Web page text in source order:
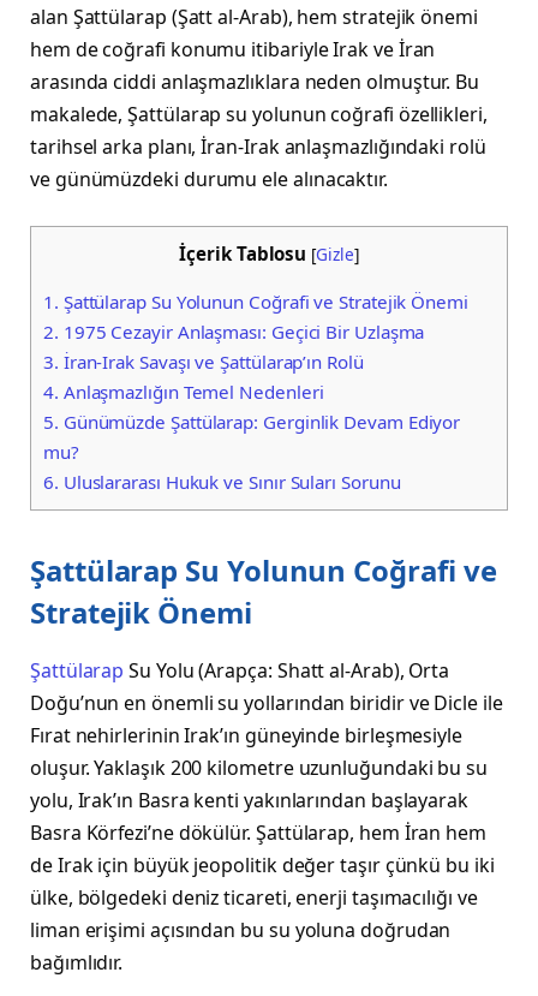
alan Şattülarap (Şatt al-Arab), hem stratejik önemi
hem de coğrafi konumu itibariyle Irak ve İran
arasında ciddi anlaşmazlıklara neden olmuştur. Bu
makalede, Şattülarap su yolunun coğrafi özellikleri,
tarihsel arka planı, İran-Irak anlaşmazlığındaki rolü
ve günümüzdeki durumu ele alınacaktır.
İçerik Tablosu [Gizle]
1. Şattülarap Su Yolunun Coğrafi ve Stratejik Önemi
2. 1975 Cezayir Anlaşması: Geçici Bir Uzlaşma
3. İran-Irak Savaşı ve Şattülarap’ın Rolü
4. Anlaşmazlığın Temel Nedenleri
5. Günümüzde Şattülarap: Gerginlik Devam Ediyor
mu?
6. Uluslararası Hukuk ve Sınır Suları Sorunu
Şattülarap Su Yolunun Coğrafi ve
Stratejik Önemi
ŞattülarapSu Yolu (Arapça: Shatt al-Arab), Orta
Doğu’nun en önemli su yollarından biridir ve Dicle ile
Fırat nehirlerinin Irak’ın güneyinde birleşmesiyle
oluşur. Yaklaşık 200 kilometre uzunluğundaki bu su
yolu, Irak’ın Basra kenti yakınlarından başlayarak
Basra Körfezi’ne dökülür. Şattülarap, hem İran hem
de Irak için büyük jeopolitik değer taşır çünkü bu iki
ülke, bölgedeki deniz ticareti, enerji taşımacılığı ve
liman erişimi açısından bu su yoluna doğrudan
bağımlıdır.